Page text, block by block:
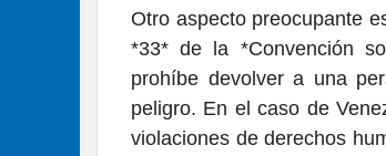
Otro aspecto preocupante
*33* de la *Convención
prohíbe devolver a una
peligro. En el caso de
violaciones de derechos